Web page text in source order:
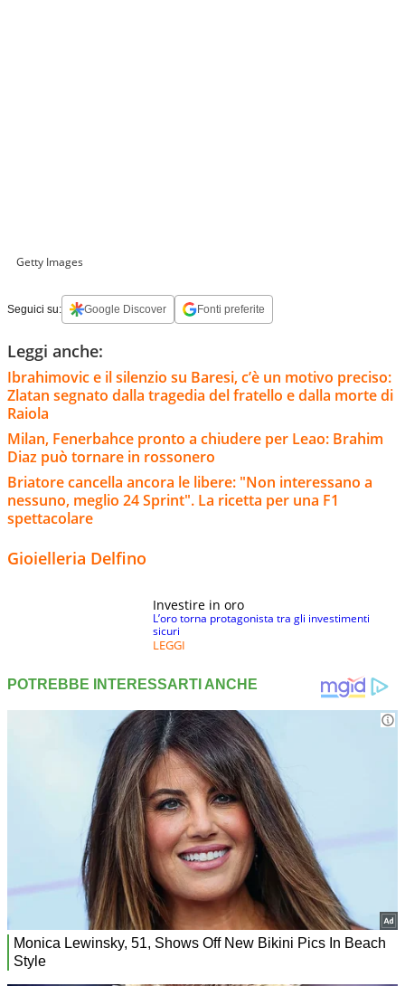
Getty Images
Seguici su: Google Discover Fonti preferite
Leggi anche:
Ibrahimovic e il silenzio su Baresi, c’è un motivo preciso:
Zlatan segnato dalla tragedia del fratello e dalla morte di
Raiola
Milan, Fenerbahce pronto a chiudere per Leao: Brahim
Diaz può tornare in rossonero
Briatore cancella ancora le libere: "Non interessano a
nessuno, meglio 24 Sprint". La ricetta per una F1
spettacolare
Gioielleria Delfino
Investire in oro
L’oro torna protagonista tra gli investimenti
sicuri
LEGGI